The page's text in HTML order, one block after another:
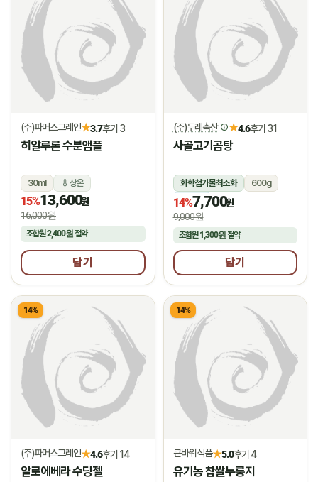
(주)파머스그레인★3.7후기 3
히알루론 수분앰플
30ml 상온
15%13,600원
16,000원
조합원2,400원 절약
담기
(주)두레축산 ★4.6후기 31
사골고기곰탕
화학첨가물최소화
600g
냉장
14%7,700원
9,000원
조합원1,300원절약
담기
14%
(주)파머스그레인★4.6후기 14
알로에베라 수딩젤
14%
큰바위식품★5.0후기 4
유기농 찹쌀누룽지